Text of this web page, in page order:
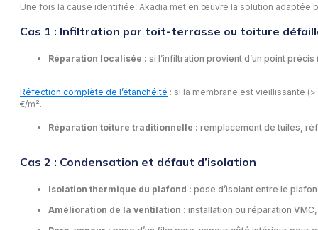
Une fois la cause identifiée, Akadia met en œuvre la solution adaptée
Cas 1 : Infiltration par toit-terrasse ou toiture
Réparation localisée : si l’infiltration provient d’un point
Réfection complète de l’étanchéité : si la membrane est vieillissante
€/m².
Réparation toiture traditionnelle : remplacement de tuiles,
Cas 2 : Condensation et défaut d’isolation
Isolation thermique du plafond : pose d’isolant entre le
Amélioration de la ventilation : installation ou réparation